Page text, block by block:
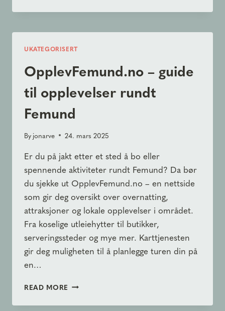
ØDEMARKSDØD
UKATEGORISERT
OpplevFemund.no – guide
til opplevelser rundt
Femund
By jonarve 24. mars 2025
Er du på jakt etter et sted å bo eller
spennende aktiviteter rundt Femund? Da bør
du sjekke ut OpplevFemund.no – en nettside
som gir deg oversikt over overnatting,
attraksjoner og lokale opplevelser i området.
Fra koselige utleiehytter til butikker,
serveringssteder og mye mer. Karttjenesten
gir deg muligheten til å planlegge turen din på
en…
READ MORE OPPLEVFEMUND.NO
GUIDE